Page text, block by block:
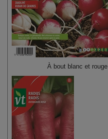
À bout blanc et rouge